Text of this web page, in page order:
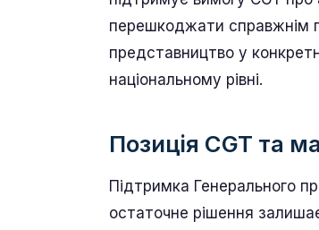
перешкоджати справжнім
представництво у
національному рівні.
Позиція CGT та
Підтримка Генерального
остаточне рішення